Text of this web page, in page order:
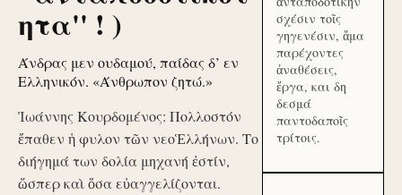
ητα'' ! )
Άνδρας μεν ουδαμού, παίδας δ’ εν
Ελληνικόν. «Άνθρωπον ζητώ.»
Ἰωάννης Κουρδομένος: Πολλοστόν
ἔπαθεν ἡ φυλον τῶν νεοἙλλήνων. Το
διήγημά των δολία μηχανή ἐστίν,
ὥσπερ καὶ ὅσα εὐαγγελίζονται.
σχέσιν τοῖς
γηγενέσιν, ἅμα
παρέχοντες
ἀναθέσεις,
ἔργα, και δη
δεσμά
παντοδαποῖς
τρίτοις.